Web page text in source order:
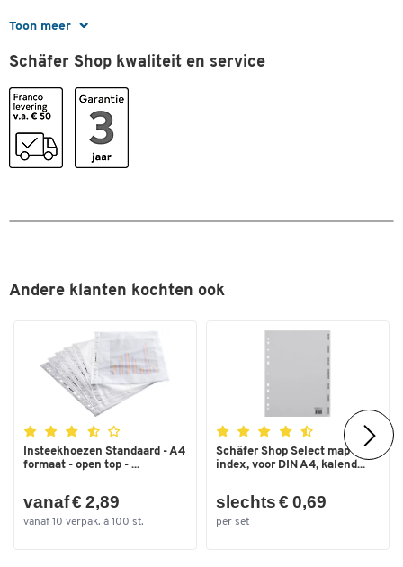
Toon meer
Afmetingen
Breedte (mm)
Hoogte (mm)
Schäfer Shop kwaliteit en service
Andere klanten kochten ook
Insteekhoezen Standaard - A4
formaat - open top - ...
vanaf € 2,89
vanaf 10 verpak. à 100 st.
Schäfer Shop Select map
index, voor DIN A4, kalend...
slechts € 0,69
per set